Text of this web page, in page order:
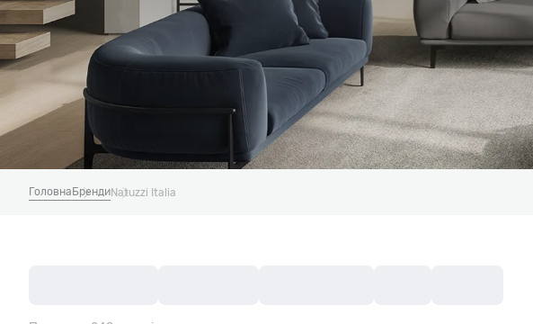
Головна БрендиNatuzzi Italia